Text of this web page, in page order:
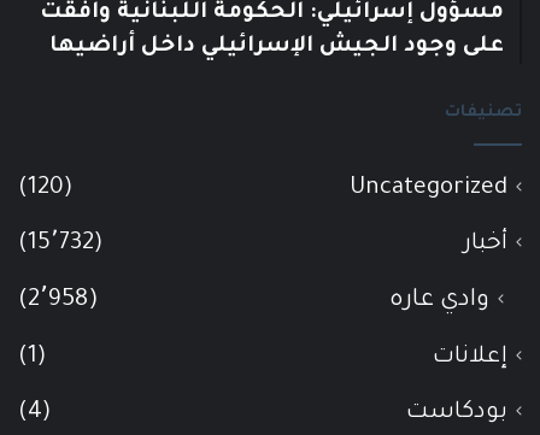
مسؤول إسرائيلي: الحكومة اللبنانية وافقت
على وجود الجيش الإسرائيلي داخل أراضيها
تصنيفات
Uncategorized
(120)
أخبار (15٬732)
وادي عاره (2٬958)
إعلانات (1)
بودكاست (4)